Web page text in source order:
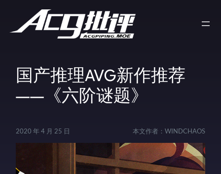
国产推理AVG新作推荐
——《六阶谜题》
2020 年 4 月 25 日 本文作者： WINDCHAOS